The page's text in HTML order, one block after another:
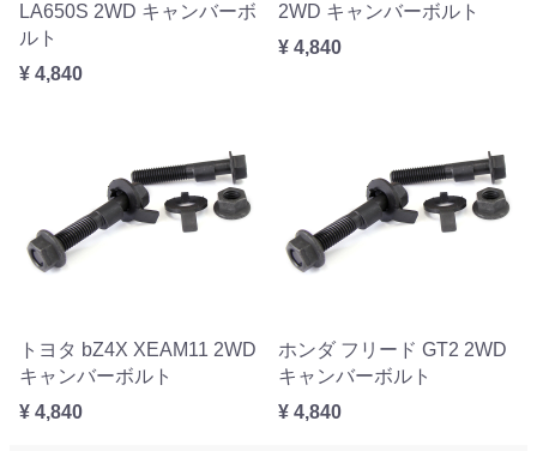
LA650S 2WD キャンバーボ
ルト
¥ 4,840
2WD キャンバーボルト
¥ 4,840
トヨタ bZ4X XEAM11 2WD
キャンバーボルト
¥ 4,840
ホンダ フリード GT2 2WD
キャンバーボルト
¥ 4,840